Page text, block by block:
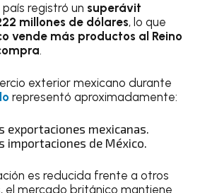
registró un superávit
millones de dólares, lo que
vende más productos al Reino
.
exterior mexicano durante
representó aproximadamente:
exportaciones mexicanas.
importaciones de México.
es reducida frente a otros
el mercado británico mantiene